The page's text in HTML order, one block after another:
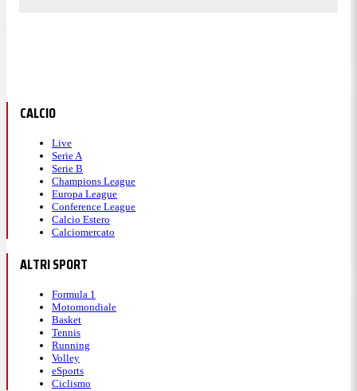
CALCIO
Live
Serie A
Serie B
Champions League
Europa League
Conference League
Calcio Estero
Calciomercato
ALTRI SPORT
Formula 1
Motomondiale
Basket
Tennis
Running
Volley
eSports
Ciclismo